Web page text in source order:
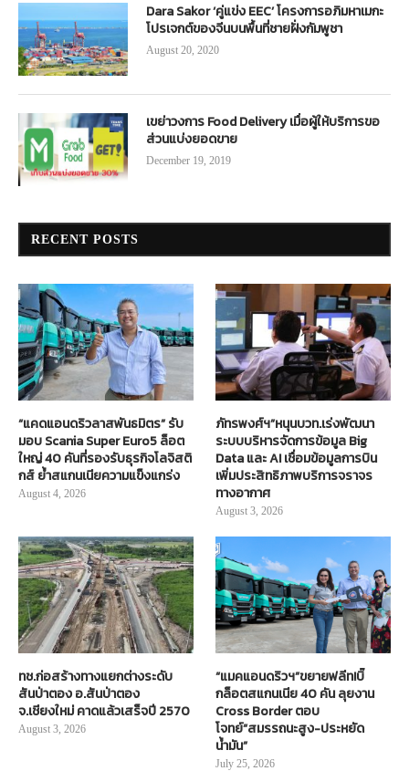
Dara Sakor ‘คู่แข่ง EEC’ โครงการอภิมหาเมกะ
โปรเจกต์ของจีนบนพื้นที่ชายฝั่งกัมพูชา
August 20, 2020
เขย่าวงการ Food Delivery เมื่อผู้ให้บริการขอ
ส่วนแบ่งยอดขาย
December 19, 2019
RECENT POSTS
“แคดแอนดริวลาสพันธมิตร” รับ
มอบ Scania Super Euro5 ล็อต
ใหญ่ 40 คันที่รองรับธุรกิจโลจิสติ
กส์ ย้ำสแกนเนียความแข็งแกร่ง
August 4, 2026
ภัทรพงศ์ฯ”หนุนบวท.เร่งพัฒนา
ระบบบริหารจัดการข้อมูล Big
Data และ AI เชื่อมข้อมูลการบิน
เพิ่มประสิทธิภาพบริการจราจร
ทางอากาศ
August 3, 2026
ทช.ก่อสร้างทางแยกต่างระดับ
สันป่าตอง อ.สันป่าตอง
จ.เชียงใหม่ คาดแล้วเสร็จปี 2570
August 3, 2026
“แมคแอนดริวฯ”ขยายฟลีท!บิ๊
กล็อตสแกนเนีย 40 คัน ลุยงาน
Cross Border ตอบ
โจทย์“สมรรถนะสูง-ประหยัด
น้ำมัน”
July 25, 2026